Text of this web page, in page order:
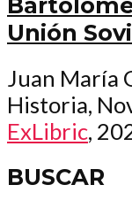
Unión
Juan María
Historia,
ExLibric,
BUSCAR